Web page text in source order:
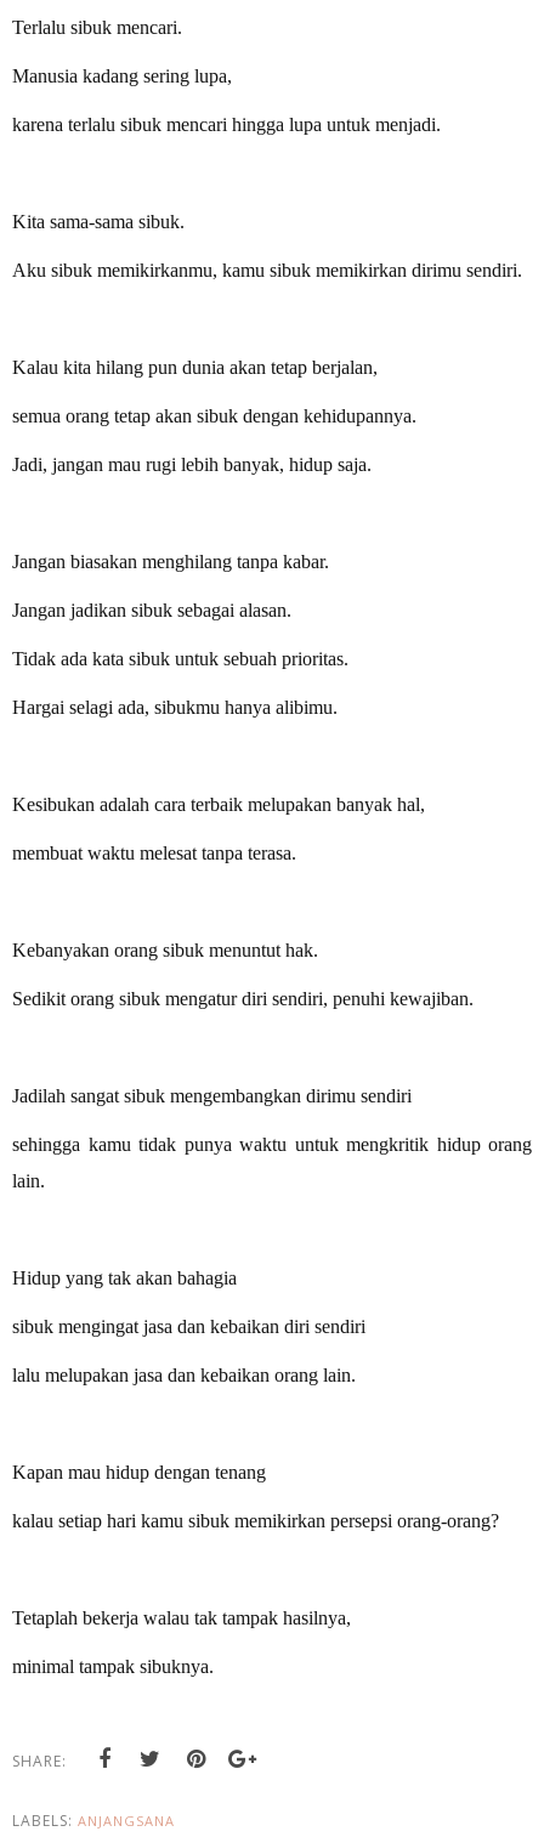
Terlalu sibuk mencari.
Manusia kadang sering lupa,
karena terlalu sibuk mencari hingga lupa untuk menjadi.
Kita sama-sama sibuk.
Aku sibuk memikirkanmu, kamu sibuk memikirkan dirimu sendiri.
Kalau kita hilang pun dunia akan tetap berjalan,
semua orang tetap akan sibuk dengan kehidupannya.
Jadi, jangan mau rugi lebih banyak, hidup saja.
Jangan biasakan menghilang tanpa kabar.
Jangan jadikan sibuk sebagai alasan.
Tidak ada kata sibuk untuk sebuah prioritas.
Hargai selagi ada, sibukmu hanya alibimu.
Kesibukan adalah cara terbaik melupakan banyak hal,
membuat waktu melesat tanpa terasa.
Kebanyakan orang sibuk menuntut hak.
Sedikit orang sibuk mengatur diri sendiri, penuhi kewajiban.
Jadilah sangat sibuk mengembangkan dirimu sendiri
sehingga kamu tidak punya waktu untuk mengkritik hidup orang
lain.
Hidup yang tak akan bahagia
sibuk mengingat jasa dan kebaikan diri sendiri
lalu melupakan jasa dan kebaikan orang lain.
Kapan mau hidup dengan tenang
kalau setiap hari kamu sibuk memikirkan persepsi orang-orang?
Tetaplah bekerja walau tak tampak hasilnya,
minimal tampak sibuknya.
SHARE:
LABELS: ANJANGSANA